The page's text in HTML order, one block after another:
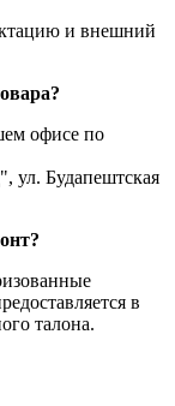
и внешний
офисе по
ул. Будапештская
в
талона.